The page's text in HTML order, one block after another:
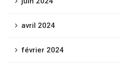
avril 2024
février 2024